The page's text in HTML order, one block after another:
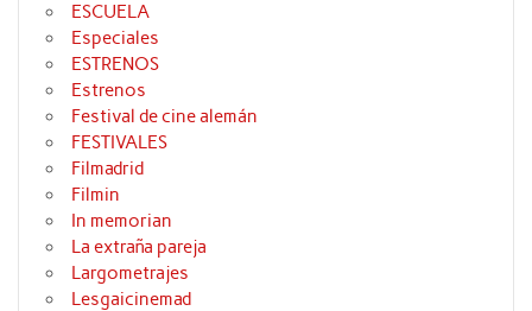
ESCUELA
Especiales
ESTRENOS
Estrenos
Festival de cine alemán
FESTIVALES
Filmadrid
Filmin
In memorian
La extraña pareja
Largometrajes
Lesgaicinemad